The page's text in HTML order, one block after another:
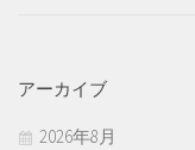
アーカイブ
2026年8月